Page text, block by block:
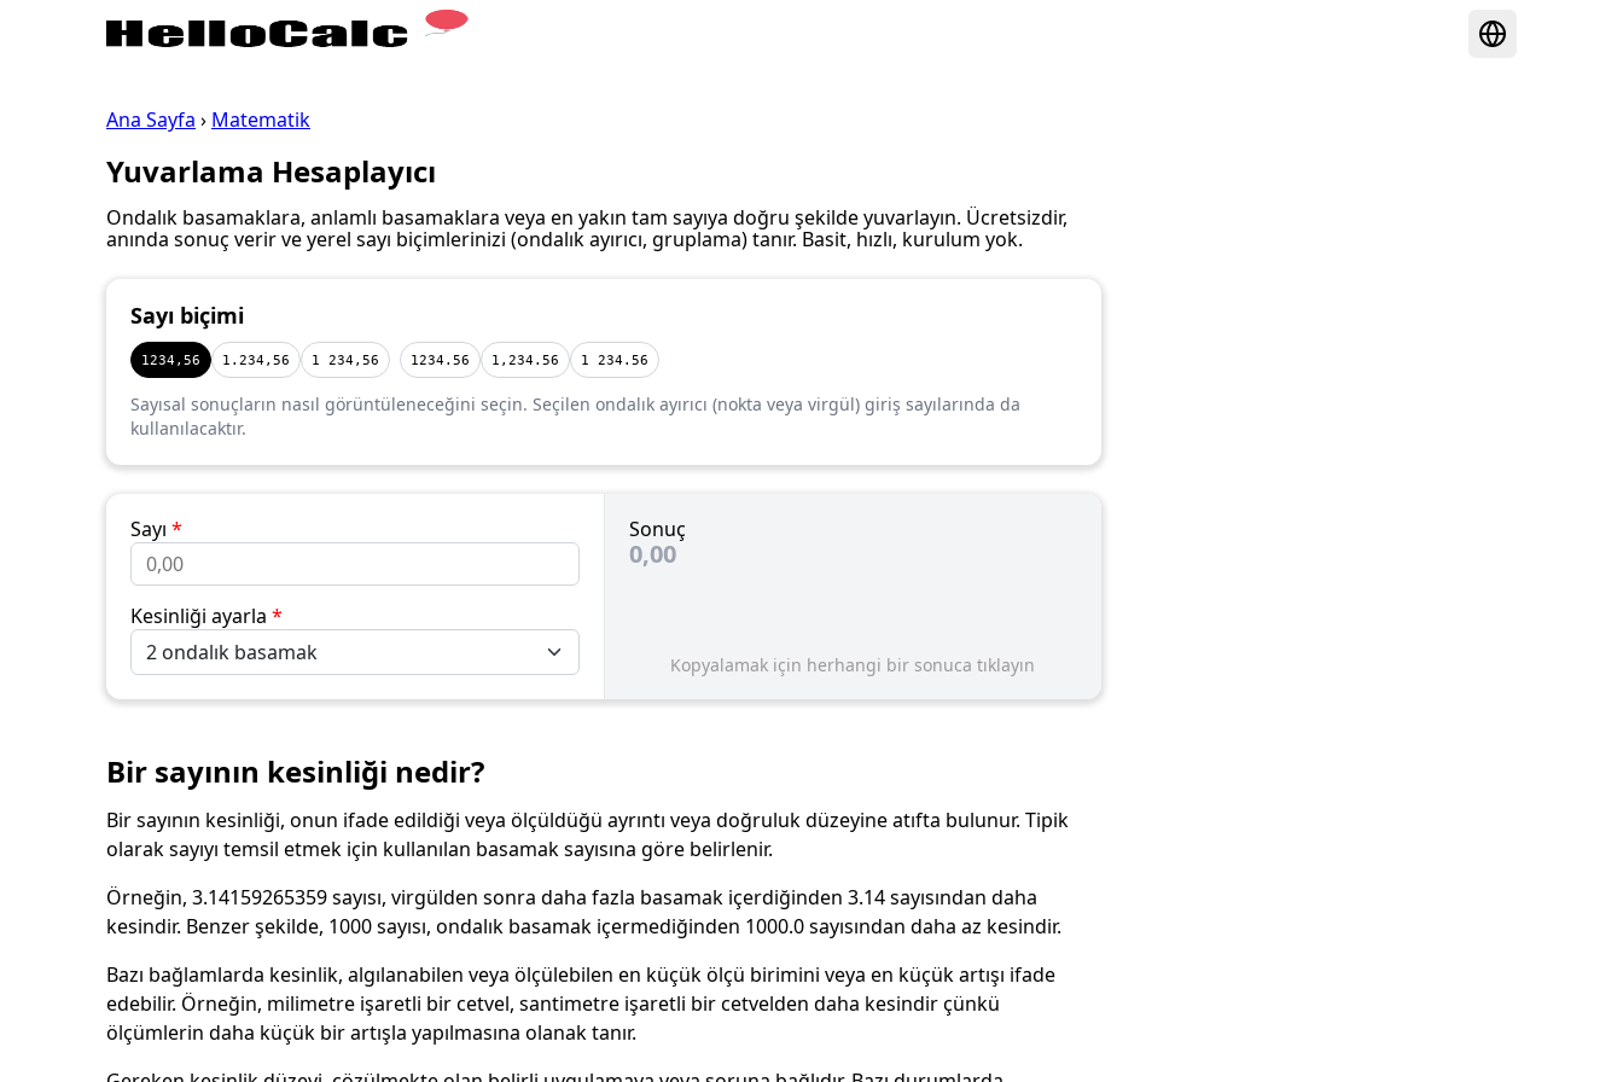
Ana Sayfa › Matematik
Yuvarlama Hesaplayıcı
Ondalık basamaklara, anlamlı basamaklara veya en yakın tam sayıya doğru şekilde yuvarlayın. Ücretsizdir,
anında sonuç verir ve yerel sayı biçimlerinizi (ondalık ayırıcı, gruplama) tanır. Basit, hızlı, kurulum yok.
Sayı biçimi
1234,56 1.234,56 1 234,56 1234.56 1,234.56 1 234.56
Sayısal sonuçların nasıl görüntüleneceğini seçin. Seçilen ondalık ayırıcı (nokta veya virgül) giriş sayılarında da
kullanılacaktır.
Sayı *
Kesinliği ayarla *
Sonuç
0,00
Kopyalamak için herhangi bir sonuca tıklayın
Bir sayının kesinliği nedir?
Bir sayının kesinliği, onun ifade edildiği veya ölçüldüğü ayrıntı veya doğruluk düzeyine atıfta bulunur. Tipik
olarak sayıyı temsil etmek için kullanılan basamak sayısına göre belirlenir.
Örneğin, 3.14159265359 sayısı, virgülden sonra daha fazla basamak içerdiğinden 3.14 sayısından daha
kesindir. Benzer şekilde, 1000 sayısı, ondalık basamak içermediğinden 1000.0 sayısından daha az kesindir.
Bazı bağlamlarda kesinlik, algılanabilen veya ölçülebilen en küçük ölçü birimini veya en küçük artışı ifade
edebilir. Örneğin, milimetre işaretli bir cetvel, santimetre işaretli bir cetvelden daha kesindir çünkü
ölçümlerin daha küçük bir artışla yapılmasına olanak tanır.